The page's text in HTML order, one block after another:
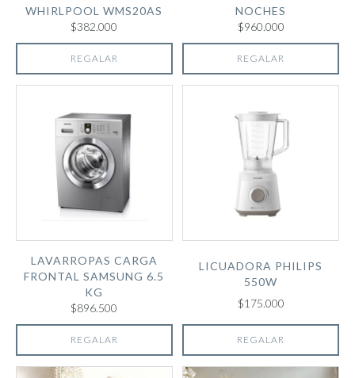
WHIRLPOOL WMS20AS
$382.000
REGALAR
NOCHES
$960.000
REGALAR
LAVARROPAS CARGA
FRONTAL SAMSUNG 6.5
KG
$896.500
REGALAR
LICUADORA PHILIPS
550W
$175.000
REGALAR